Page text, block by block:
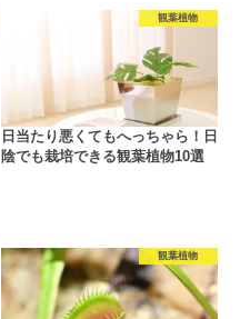
観葉植物
日当たり悪くてもへっちゃら！日
陰でも栽培できる観葉植物10選
観葉植物